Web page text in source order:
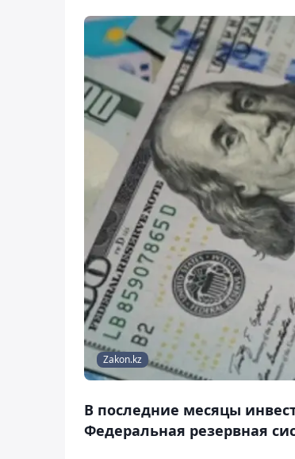
Zakon.kz
В последние месяцы
Федеральная резервная